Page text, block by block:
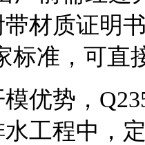
材质证明
标准，可
势，
工程中，